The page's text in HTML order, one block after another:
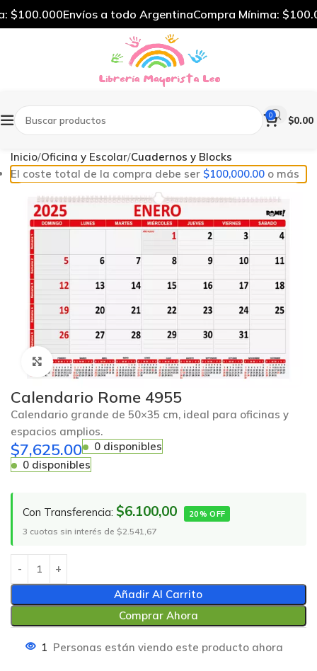
0 $0.00
Inicio Oficina y Escolar Cuadernos y Blocks
El coste total de la compra debe ser $100,000.00 o más
Click to enlarge
Calendario Rome 4955
Calendario grande de 50×35 cm, ideal para oficinas y
espacios amplios.
$7,625.00
0 disponibles
0 disponibles
Con Transferencia: $6.100,00 20% OFF
3 cuotas sin interés de $2.541,67
Añadir Al Carrito
Comprar Ahora
1 Personas están viendo este producto ahora
$100.000Envíos a todo ArgentinaCompra Mínima: